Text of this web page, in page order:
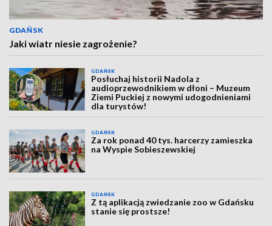
GDAŃSK
Jaki wiatr niesie zagrożenie?
GDAŃSK
Posłuchaj historii Nadola z
audioprzewodnikiem w dłoni – Muzeum
Ziemi Puckiej z nowymi udogodnieniami
dla turystów!
GDAŃSK
Za rok ponad 40 tys. harcerzy zamieszka
na Wyspie Sobieszewskiej
GDAŃSK
Z tą aplikacją zwiedzanie zoo w Gdańsku
stanie się prostsze!